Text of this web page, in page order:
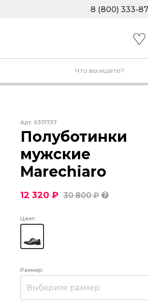
8 (800) 333-
Арт. 0371737
Полуботинки
мужские
Marechiaro
12 320 ₽ 30 800 ₽
Цвет:
Размер:
Выберите размер